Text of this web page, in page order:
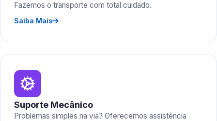
Fazemos o transporte com total cuidado.
Saiba Mais
Suporte Mecânico
Problemas simples na via? Oferecemos assistência